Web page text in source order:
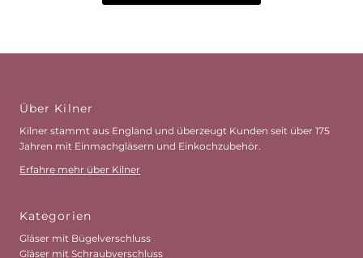
Über Kilner
Kilner stammt aus England und überzeugt Kunden seit über 175
Jahren mit Einmachgläsern und Einkochzubehör.
Erfahre mehr über Kilner
Kategorien
Gläser mit Bügelverschluss
Gläser mit Schraubverschluss